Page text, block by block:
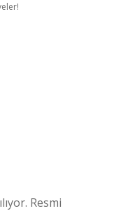
Resmi